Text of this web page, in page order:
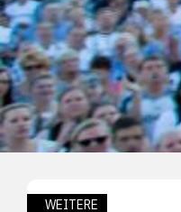
WEITERE